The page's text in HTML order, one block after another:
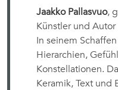
Jaakko Pallasvuo,
Künstler und
In seinem
Hierarchien,
Konstellationen.
Keramik, Text und